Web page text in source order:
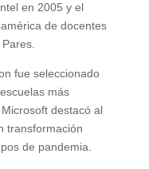
en 2005 y el
de docentes
fue seleccionado
más
destacó al
transformación
de pandemia.